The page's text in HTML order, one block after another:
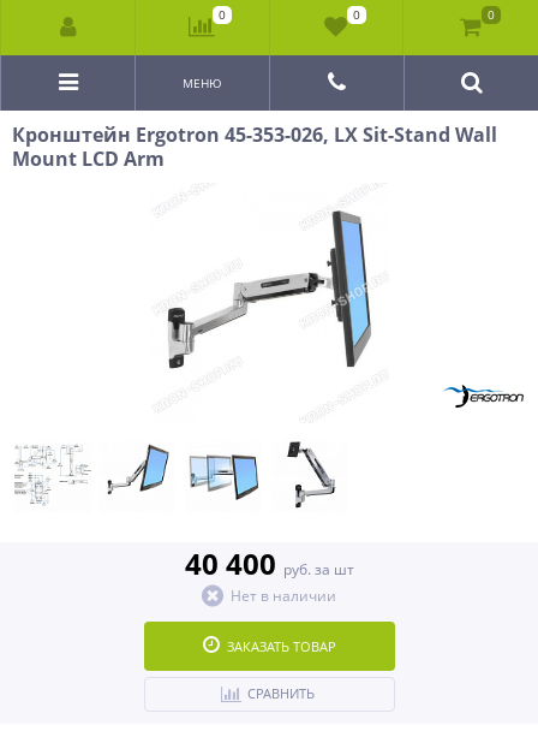
МЕНЮ
Кронштейн Ergotron 45-353-026, LX Sit-Stand Wall
Mount LCD Arm
40 400 руб. за шт
Нет в наличии
ЗАКАЗАТЬ ТОВАР
СРАВНИТЬ
0 0 0